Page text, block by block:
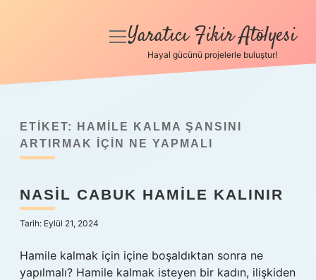
Anasayfa
Yasal Uyarı
menüyü
Yaratıcı Fikir Atölyesi
Hayal gücünü projelerle buluştur!
ETIKET:
HAMILE KALMA ŞANSINI
ARTIRMAK IÇIN NE YAPMALI
NASIL CABUK HAMILE KALINIR
Tarih: Eylül 21, 2024
Hamile kalmak için içine boşaldıktan sonra ne
yapılmalı? Hamile kalmak isteyen bir kadın, ilişkiden